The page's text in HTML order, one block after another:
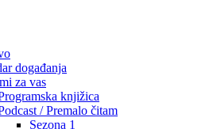
događanja
za vas
knjižica
/ Premalo čitam
Sezona 1